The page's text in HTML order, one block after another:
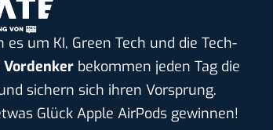
um KI, Green Tech und die Tech-
Vordenkerbekommen jeden Tag die
sichern sich ihren Vorsprung.
Glück Apple AirPods gewinnen!